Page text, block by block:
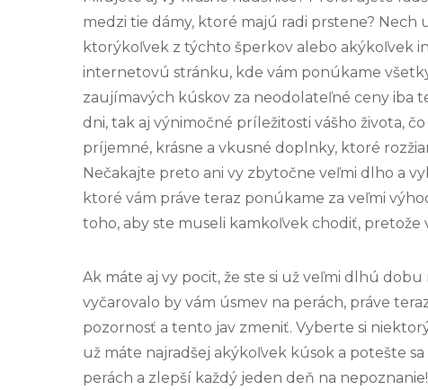
medzi tie dámy, ktoré majú radi prstene? Nech
ktorýkoľvek z týchto šperkov alebo akýkoľvek
internetovú stránku, kde vám ponúkame
zaujímavých kúskov za neodolateľné ceny iba
dni, tak aj výnimočné príležitosti vášho života,
príjemné, krásne a vkusné doplnky, ktoré
Nečakajte preto ani vy zbytočne veľmi dlho a
ktoré vám práve teraz ponúkame za veľmi
toho, aby ste museli kamkoľvek chodiť,
Ak máte aj vy pocit, že ste si už veľmi dlhú
vyčarovalo by vám úsmev na perách, práve
pozornosť a tento jav zmeniť. Vyberte si
už máte najradšej akýkoľvek kúsok a potešte
perách a zlepší každý jeden deň na nepoznanie!